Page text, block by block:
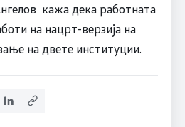
кажа дека работната
на нацрт-верзија на
на двете институции.